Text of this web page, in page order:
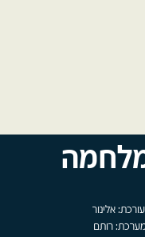
מלחמה
פרויקט של מחלקת DATA12 | עורכת: אלינור
רותם